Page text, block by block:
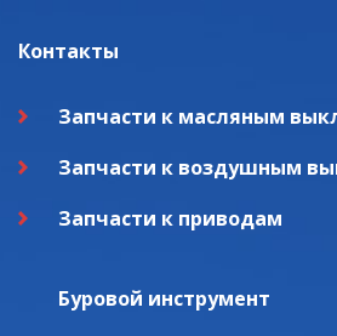
Контакты
Запчасти к масляным
Запчасти к воздушным
Запчасти к приводам
Буровой инструмент